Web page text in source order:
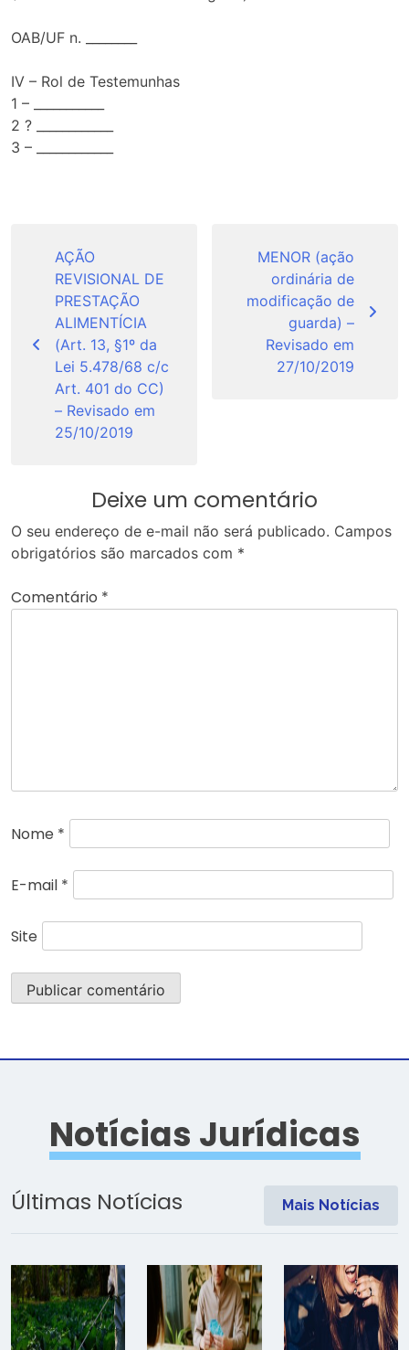
OAB/UF n. ________
IV – Rol de Testemunhas
1 – ___________
2 ? ____________
3 – ____________
Post
AÇÃO
REVISIONAL DE
PRESTAÇÃO
ALIMENTÍCIA
(Art. 13, §1º da
Lei 5.478/68 c/c
Art. 401 do CC)
– Revisado em
25/10/2019
MENOR (ação
ordinária de
modificação de
guarda) –
Revisado em
27/10/2019
Deixe um comentário
O seu endereço de e-mail não será publicado. Campos
obrigatórios são marcados com *
Comentário *
Nome *
E-mail *
Site
Notícias Jurídicas
Últimas Notícias Mais Notícias